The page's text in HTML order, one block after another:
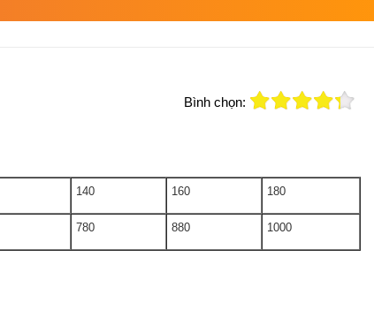
Bình chọn:
140 160 180
780 880 1000